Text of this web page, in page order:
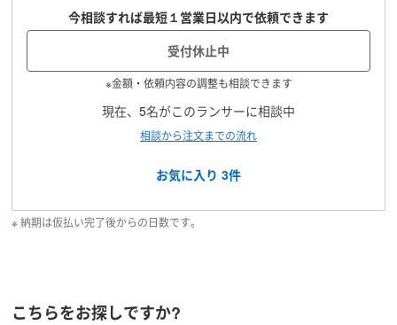
こちらをお探しですか?
今相談すれば最短１営業日以内で依頼できます
受付休止中
※金額・依頼内容の調整も相談できます
現在、5名がこのランサーに相談中
相談から注文までの流れ
お気に入り 3件
※ 納期は仮払い完了後からの日数です。